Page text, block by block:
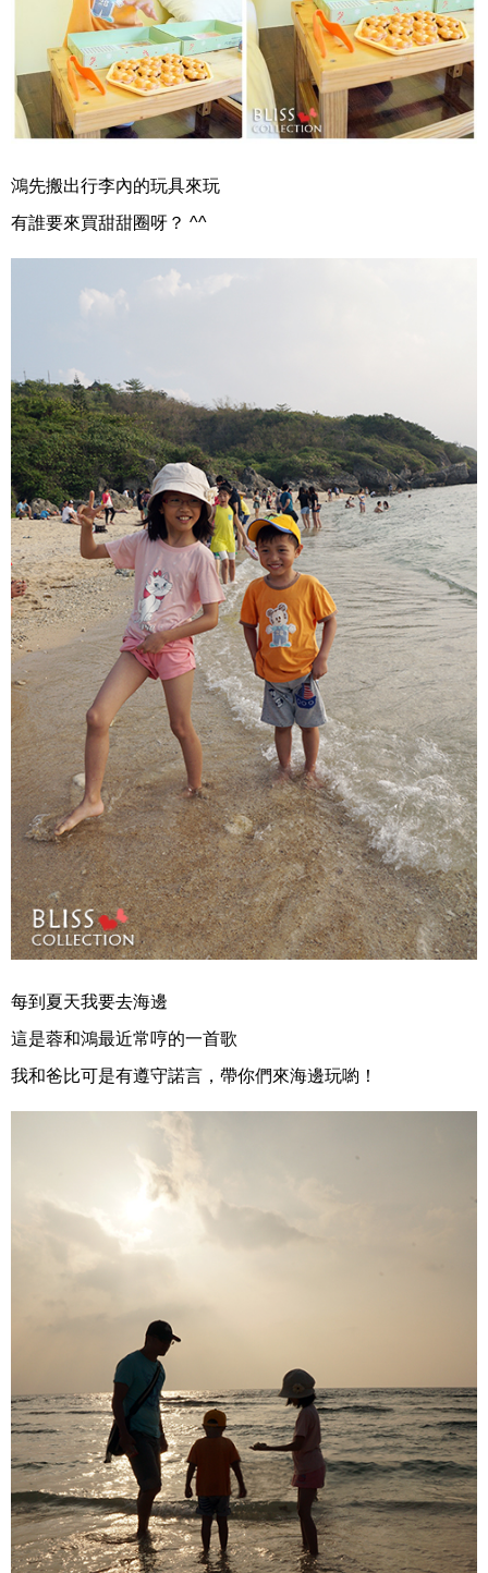
鴻先搬出行李內的玩具來玩
有誰要來買甜甜圈呀？ ^^
每到夏天我要去海邊
這是蓉和鴻最近常哼的一首歌
我和爸比可是有遵守諾言，帶你們來海邊玩喲！